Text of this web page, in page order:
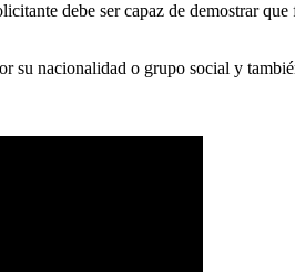
debe ser capaz de demostrar
su nacionalidad o grupo social y